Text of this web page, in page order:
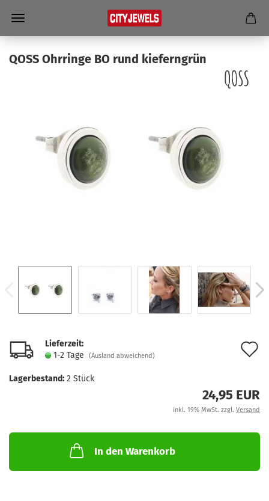
QOSS Ohr­rin­ge BO rund kie­fern­grün
Lieferzeit:
1-2 Tage
(Ausland abweichend)
Lagerbestand: 2 Stück
24,95 EUR
inkl. 19% MwSt. zzgl. Versand
In den Warenkorb